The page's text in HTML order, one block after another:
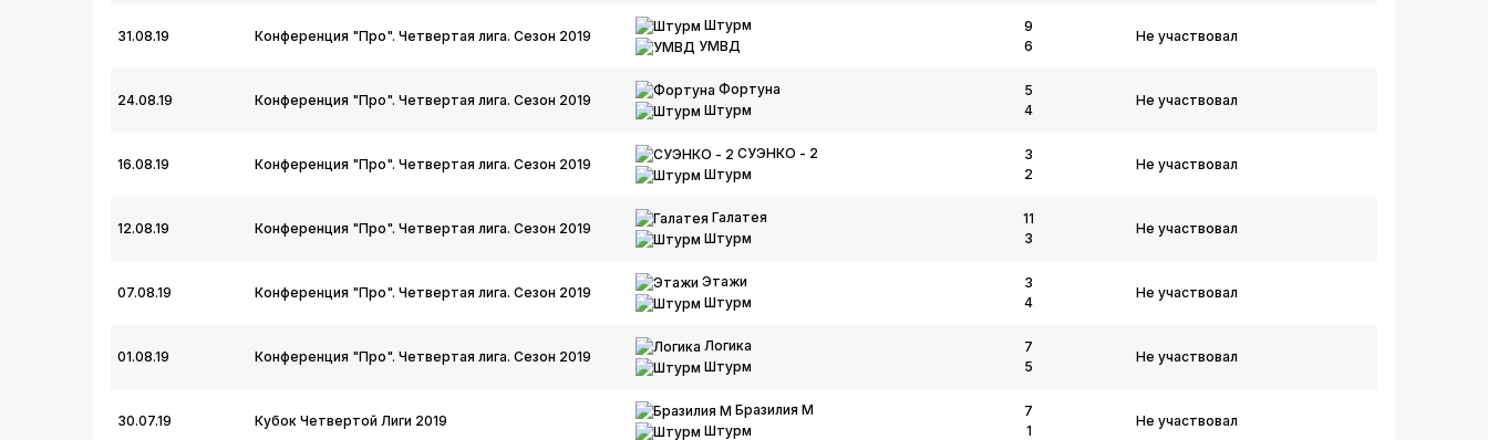
31.08.19 Конференция "Про". Четвертая лига. Сезон 2019
Штурм
УМВД
9
6
Не участвовал
24.08.19 Конференция "Про". Четвертая лига. Сезон 2019
Фортуна
Штурм
5
4
Не участвовал
16.08.19 Конференция "Про". Четвертая лига. Сезон 2019
СУЭНКО - 2
Штурм
3
2
Не участвовал
12.08.19 Конференция "Про". Четвертая лига. Сезон 2019
Галатея
Штурм
11
3
Не участвовал
07.08.19 Конференция "Про". Четвертая лига. Сезон 2019
Этажи
Штурм
3
4
Не участвовал
01.08.19 Конференция "Про". Четвертая лига. Сезон 2019
Логика
Штурм
7
5
Не участвовал
30.07.19 Кубок Четвертой Лиги 2019
Бразилия М
Штурм
7
1
Не участвовал